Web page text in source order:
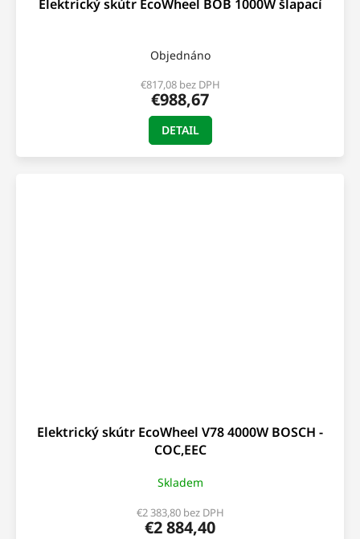
Elektrický skútr EcoWheel BOB 1000W šlapací
Objednáno
€817,08 bez DPH
€988,67
DETAIL
Elektrický skútr EcoWheel V78 4000W BOSCH -
COC,EEC
Skladem
€2 383,80 bez DPH
€2 884,40